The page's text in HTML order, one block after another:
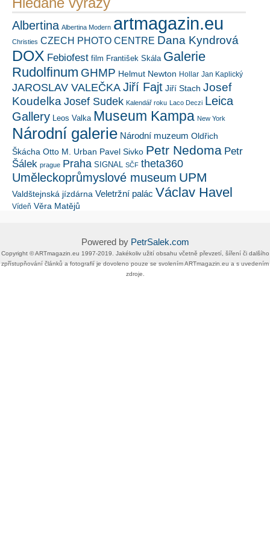
Albertina Albertina Modern artmagazin.eu
Christies CZECH PHOTO CENTRE Dana Kyndrová
DOX Febiofest film František Skála Galerie
Rudolfinum GHMP Helmut Newton Hollar Jan Kaplický
JAROSLAV VALEČKA Jiří Fajt Jiří Stach Josef
Koudelka Josef Sudek Kalendář roku Laco Deczi Leica
Gallery Leos Valka Museum Kampa New York
Národní galerie Národní muzeum Oldřich
Škácha Otto M. Urban Pavel Sivko Petr Nedoma Petr
Šálek prague Praha SIGNAL SČF theta360
Uměleckoprůmyslové museum UPM
Valdštejnská jízdárna Veletržní palác Václav Havel
Vídeň Věra Matějů
Powered by PetrSalek.com
Copyright ©​ ​​ARTmagazin.eu ​1997-2019​.​ Jakékoliv užití obsahu včetně převzetí, šíření či dalšího
zpřístupňování článků a fotografií je dovoleno pouze se svolením ​ARTmagazin.eu​ ​a s uvedením
zdroje.